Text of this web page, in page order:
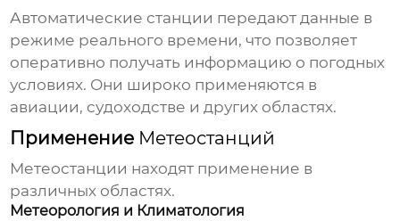
Автоматические станции передают данные в
режиме реального времени, что позволяет
оперативно получать информацию о погодных
условиях. Они широко применяются в
авиации, судоходстве и других областях.
Применение Метеостанций
Метеостанции находят применение в
различных областях.
Метеорология и Климатология